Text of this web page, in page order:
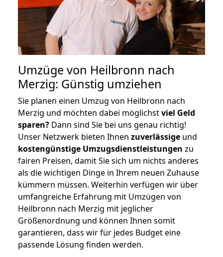
Umzüge von Heilbronn nach
Merzig: Günstig umziehen
Sie planen einen Umzug von Heilbronn nach
Merzig und möchten dabei möglichstviel Geld
sparen? Dann sind Sie bei uns genau richtig!
Unser Netzwerk bieten Ihnen zuverlässige und
kostengünstige Umzugsdienstleistungen zu
fairen Preisen, damit Sie sich um nichts anderes
als die wichtigen Dinge in Ihrem neuen Zuhause
kümmern müssen. Weiterhin verfügen wir über
umfangreiche Erfahrung mit Umzügen von
Heilbronn nach Merzig mit jeglicher
Größenordnung und können Ihnen somit
garantieren, dass wir für jedes Budget eine
passende Lösung finden werden.